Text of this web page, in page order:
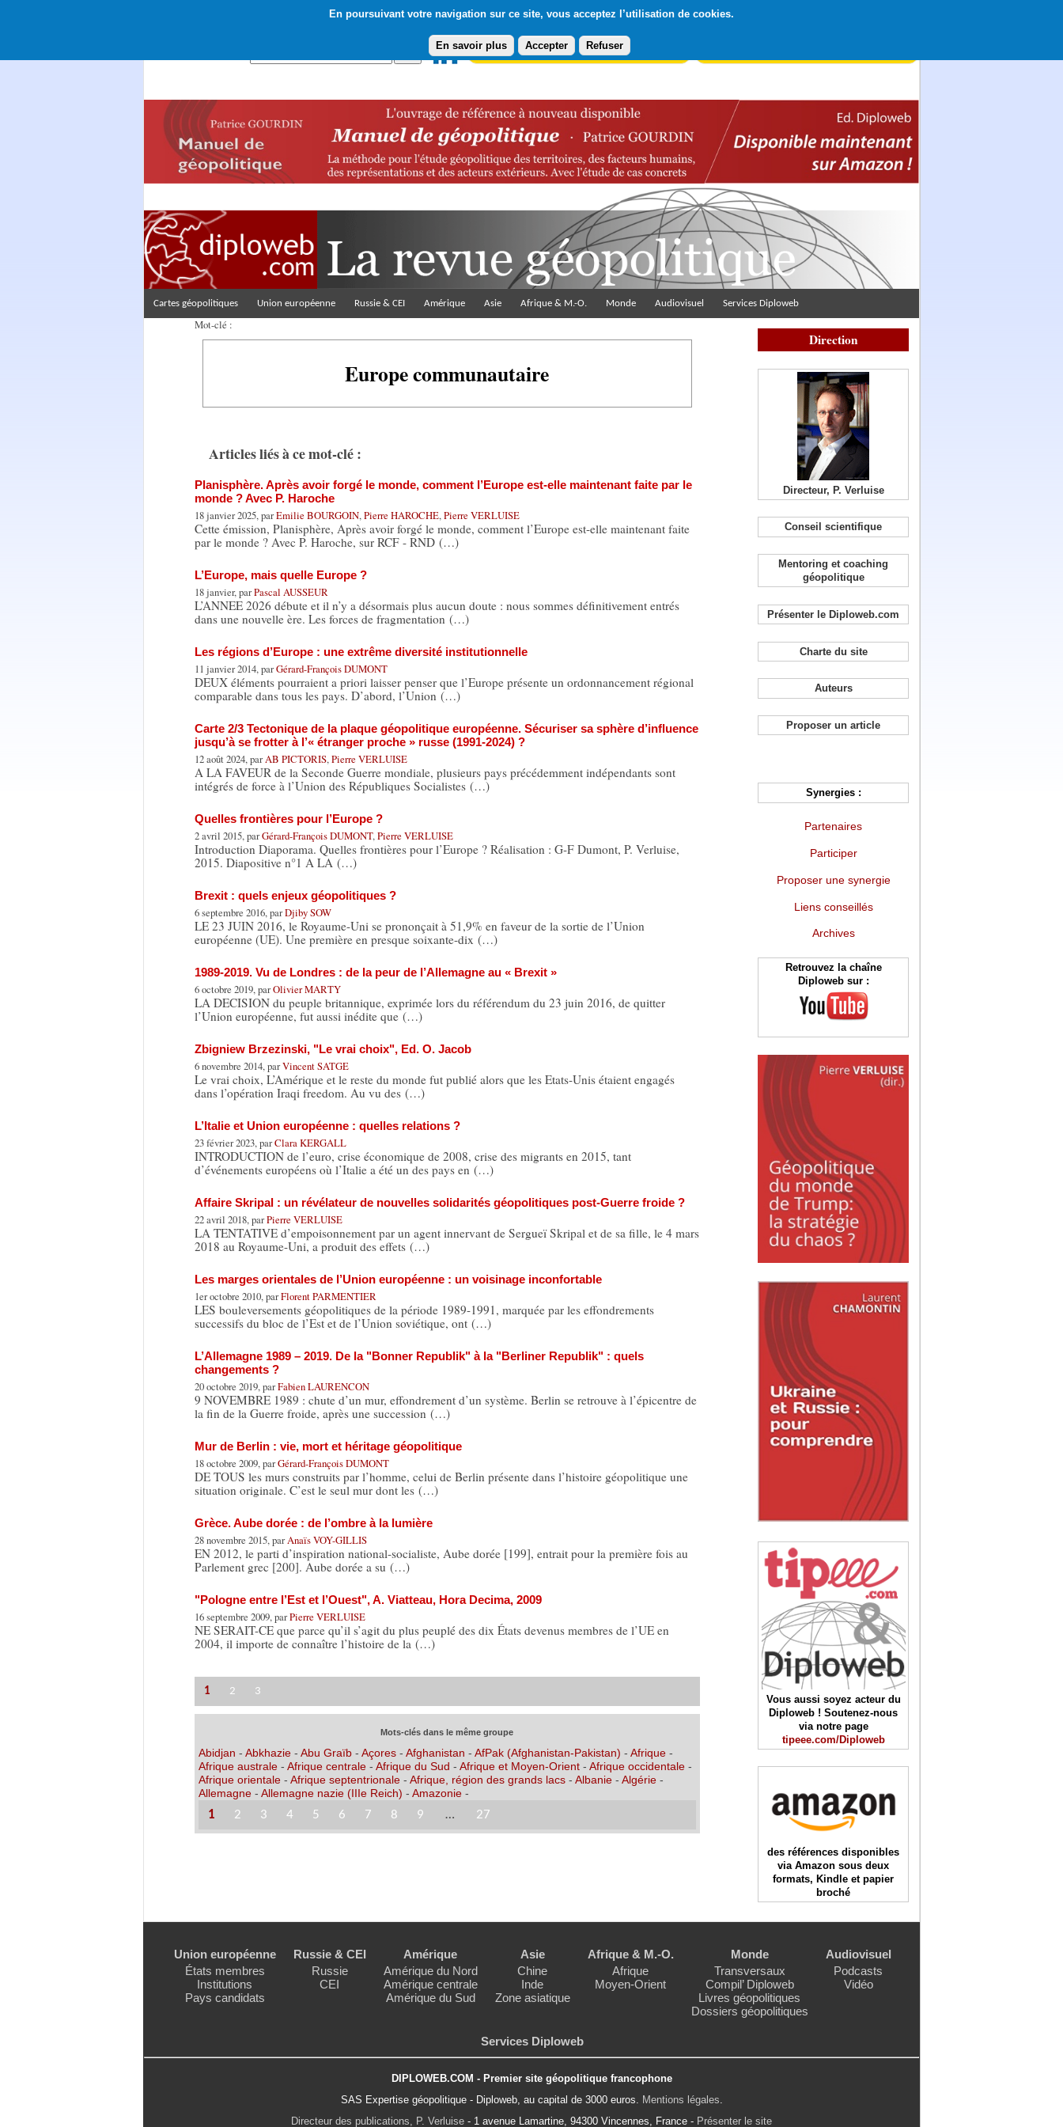
En poursuivant votre navigation sur ce site, vous acceptez l’utilisation de cookies.
En savoir plus Accepter Refuser
Abonnement gratuit à la Lettre du Diploweb
Cartes géopolitiques Union européenne Russie & CEI Amérique Asie Afrique & M.-O. Monde Audiovisuel Services Diploweb
Mot-clé :
Europe communautaire
Articles liés à ce mot-clé :
Planisphère. Après avoir forgé le monde, comment l’Europe est-elle maintenant faite par le
monde ? Avec P. Haroche
18 janvier 2025, parEmilie BOURGOIN,Pierre HAROCHE,Pierre VERLUISE
Cette émission, Planisphère, Après avoir forgé le monde, comment l’Europe est-elle maintenant faite
par le monde ? Avec P. Haroche, sur RCF - RND (…)
L’Europe, mais quelle Europe ?
18 janvier, parPascal AUSSEUR
L’ANNEE 2026 débute et il n’y a désormais plus aucun doute : nous sommes définitivement entrés
dans une nouvelle ère. Les forces de fragmentation (…)
Les régions d’Europe : une extrême diversité institutionnelle
11 janvier 2014, parGérard-François DUMONT
DEUX éléments pourraient a priori laisser penser que l’Europe présente un ordonnancement régional
comparable dans tous les pays. D’abord, l’Union (…)
Carte 2/3 Tectonique de la plaque géopolitique européenne. Sécuriser sa sphère d’influence
jusqu’à se frotter à l’« étranger proche » russe (1991-2024) ?
12 août 2024, parAB PICTORIS,Pierre VERLUISE
A LA FAVEUR de la Seconde Guerre mondiale, plusieurs pays précédemment indépendants sont
intégrés de force à l’Union des Républiques Socialistes (…)
Quelles frontières pour l’Europe ?
2 avril 2015, parGérard-François DUMONT,Pierre VERLUISE
Introduction Diaporama. Quelles frontières pour l’Europe ? Réalisation : G-F Dumont, P. Verluise,
2015. Diapositive n°1 A LA (…)
Brexit : quels enjeux géopolitiques ?
6 septembre 2016, parDjiby SOW
LE 23 JUIN 2016, le Royaume-Uni se prononçait à 51,9% en faveur de la sortie de l’Union
européenne (UE). Une première en presque soixante-dix (…)
1989-2019. Vu de Londres : de la peur de l’Allemagne au « Brexit »
6 octobre 2019, parOlivier MARTY
LA DECISION du peuple britannique, exprimée lors du référendum du 23 juin 2016, de quitter
l’Union européenne, fut aussi inédite que (…)
Zbigniew Brzezinski, "Le vrai choix", Ed. O. Jacob
6 novembre 2014, parVincent SATGE
Le vrai choix, L’Amérique et le reste du monde fut publié alors que les Etats-Unis étaient engagés
dans l’opération Iraqi freedom. Au vu des (…)
L’Italie et Union européenne : quelles relations ?
23 février 2023, parClara KERGALL
INTRODUCTION de l’euro, crise économique de 2008, crise des migrants en 2015, tant
d’événements européens où l’Italie a été un des pays en (…)
Affaire Skripal : un révélateur de nouvelles solidarités géopolitiques post-Guerre froide ?
22 avril 2018, parPierre VERLUISE
LA TENTATIVE d’empoisonnement par un agent innervant de Sergueï Skripal et de sa fille, le 4 mars
2018 au Royaume-Uni, a produit des effets (…)
Les marges orientales de l’Union européenne : un voisinage inconfortable
1er octobre 2010, parFlorent PARMENTIER
LES bouleversements géopolitiques de la période 1989-1991, marquée par les effondrements
successifs du bloc de l’Est et de l’Union soviétique, ont (…)
L’Allemagne 1989 – 2019. De la "Bonner Republik" à la "Berliner Republik" : quels
changements ?
20 octobre 2019, parFabien LAURENCON
9 NOVEMBRE 1989 : chute d’un mur, effondrement d’un système. Berlin se retrouve à l’épicentre de
la fin de la Guerre froide, après une succession (…)
Mur de Berlin : vie, mort et héritage géopolitique
18 octobre 2009, parGérard-François DUMONT
DE TOUS les murs construits par l’homme, celui de Berlin présente dans l’histoire géopolitique une
situation originale. C’est le seul mur dont les (…)
Grèce. Aube dorée : de l’ombre à la lumière
28 novembre 2015, parAnaïs VOY-GILLIS
EN 2012, le parti d’inspiration national-socialiste, Aube dorée [199], entrait pour la première fois au
Parlement grec [200]. Aube dorée a su (…)
"Pologne entre l’Est et l’Ouest", A. Viatteau, Hora Decima, 2009
16 septembre 2009, parPierre VERLUISE
NE SERAIT-CE que parce qu’il s’agit du plus peuplé des dix États devenus membres de l’UE en
2004, il importe de connaître l’histoire de la (…)
1 2 3
Mots-clés dans le même groupe
Abidjan - Abkhazie- Abu Graïb- Açores- Afghanistan - AfPak (Afghanistan-Pakistan) - Afrique-
Afrique australe- Afrique centrale - Afrique du Sud - Afrique et Moyen-Orient - Afrique occidentale -
Afrique orientale - Afrique septentrionale - Afrique, région des grands lacs- Albanie - Algérie -
Allemagne - Allemagne nazie (IIIe Reich) - Amazonie-
1 2 3 4 5 6 7 8 9 … 27
Direction
Directeur, P. Verluise
Conseil scientifique
Mentoring et coaching
géopolitique
Présenter le Diploweb.com
Charte du site
Auteurs
Proposer un article
Synergies :
Partenaires
Participer
Proposer une synergie
Liens conseillés
Archives
Retrouvez la chaîne
Diploweb sur :
Vous aussi soyez acteur du
Diploweb ! Soutenez-nous
via notre page
tipeee.com/Diploweb
des références disponibles
via Amazon sous deux
formats, Kindle et papier
broché
Union européenne
États membres
Institutions
Pays candidats
Russie & CEI
Russie
CEI
Amérique
Amérique du Nord
Amérique centrale
Amérique du Sud
Asie
Chine
Inde
Zone asiatique
Afrique & M.-O.
Afrique
Moyen-Orient
Monde
Transversaux
Compil’ Diploweb
Livres géopolitiques
Dossiers géopolitiques
Audiovisuel
Podcasts
Vidéo
Services Diploweb
DIPLOWEB.COM - Premier site géopolitique francophone
SAS Expertise géopolitique - Diploweb, au capital de 3000 euros.
Mentions légales
Directeur des publications, P. Verluise - 1 avenue Lamartine, 94300 Vincennes, France - Présenter le site